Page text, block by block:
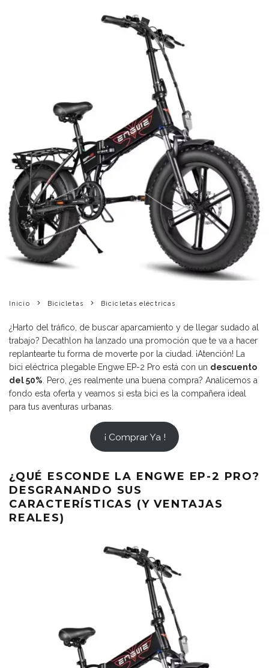
Inicio Bicicletas Bicicletas eléctricas
¿Harto del tráfico, de buscar aparcamiento y de llegar sudado al
trabajo? Decathlon ha lanzado una promoción que te va a hacer
replantearte tu forma de moverte por la ciudad. ¡Atención! La
bici eléctrica plegable Engwe EP-2 Pro está con un descuento
del 50% . Pero, ¿es realmente una buena compra? Analicemos a
fondo esta oferta y veamos si esta bici es la compañera ideal
para tus aventuras urbanas.
¡ Comprar Ya !
¿QUÉ ESCONDE LA ENGWE EP-2 PRO?
DESGRANANDO SUS
CARACTERÍSTICAS (Y VENTAJAS
REALES)